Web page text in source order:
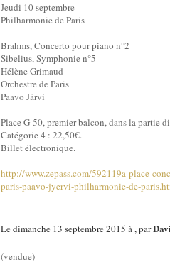
Jeudi 10 septembre
Philharmonie de Paris
Brahms, Concerto pour piano n°2
Sibelius, Symphonie n°5
Hélène Grimaud
Orchestre de Paris
Paavo Järvi
Place G-50, premier balcon, dans la partie
Catégorie 4 : 22,50€.
Billet électronique.
http://www.zepass.com/592119a-place-
paris-paavo-jyervi-philharmonie-de-
Le dimanche 13 septembre 2015 à , par
(vendue)